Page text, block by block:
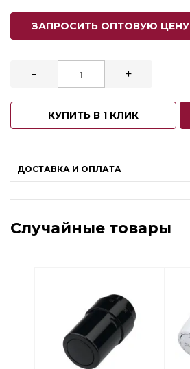
ЗАПРОСИТЬ ОПТОВУЮ ЦЕНУ
- +
КУПИТЬ В 1 КЛИК
ДОСТАВКА И ОПЛАТА
Случайные товары